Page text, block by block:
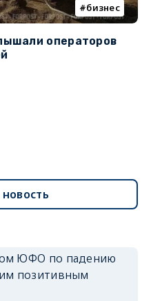
бизнес
операторов
ЮФО по падению
позитивным